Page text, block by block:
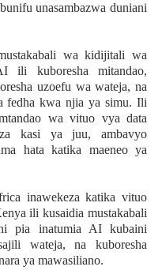
unasambazwa duniani
wa kidijitali wa
ili kuboresha mitandao,
uzoefu wa wateja, na
fedha kwa njia ya simu. Ili
wa vituo vya data
kasi ya juu, ambavyo
hata katika maeneo ya
inawekeza katika vituo
ili kusaidia mustakabali
pia inatumia AI kubaini
wateja, na kuboresha
ya mawasiliano.